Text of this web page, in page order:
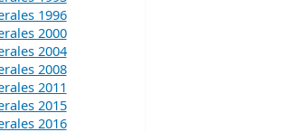
1996
2000
2004
2008
2011
2015
2016